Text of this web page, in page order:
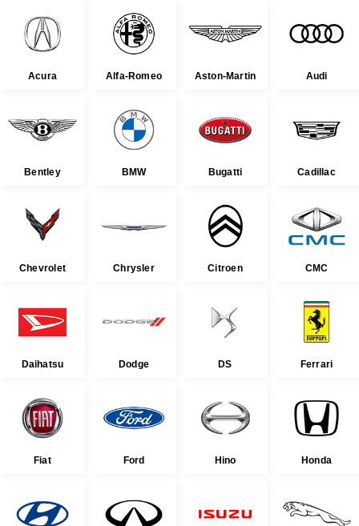
Acura Alfa-Romeo Aston-Martin Audi
Bentley BMW Bugatti Cadillac
Chevrolet Chrysler Citroen CMC
Daihatsu Dodge DS Ferrari
Fiat Ford Hino Honda